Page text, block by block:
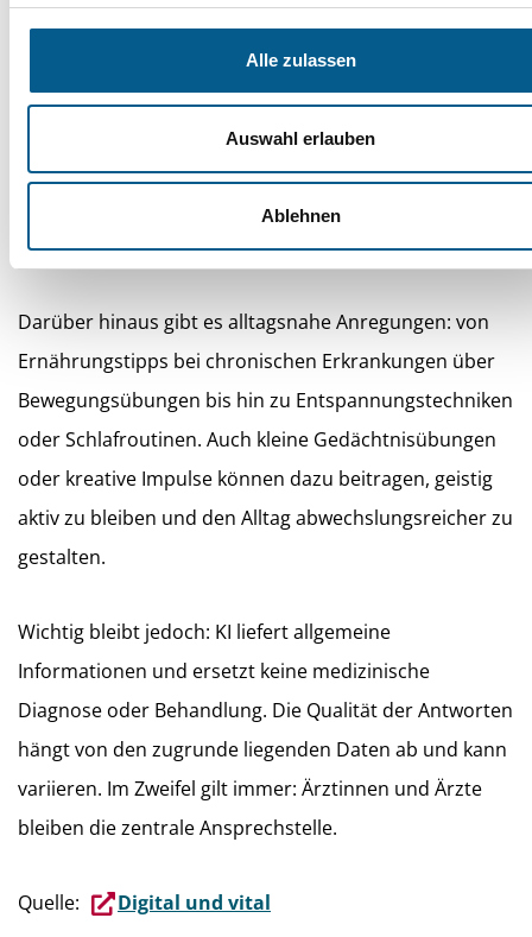
Alle zulassen
Auswahl erlauben
Ablehnen
Ein weiteres Einsatzgebiet sind Medikamente.
Beipackzettel sind häufig sehr umfangreich und
kompliziert formuliert. KI kann erklären, wofür ein
Medikament gedacht ist, wie es wirkt und welche
Nebenwirkungen grundsätzlich möglich sind. Auch
Hinweise zur Einnahme oder zu möglichen
Wechselwirkungen lassen sich verständlich darstellen.
Darüber hinaus gibt es alltagsnahe Anregungen: von
Ernährungstipps bei chronischen Erkrankungen über
Bewegungsübungen bis hin zu Entspannungstechniken
oder Schlafroutinen. Auch kleine Gedächtnisübungen
oder kreative Impulse können dazu beitragen, geistig
aktiv zu bleiben und den Alltag abwechslungsreicher zu
gestalten.
Wichtig bleibt jedoch: KI liefert allgemeine
Informationen und ersetzt keine medizinische
Diagnose oder Behandlung. Die Qualität der Antworten
hängt von den zugrunde liegenden Daten ab und kann
variieren. Im Zweifel gilt immer: Ärztinnen und Ärzte
bleiben die zentrale Ansprechstelle.
Quelle: Digital und vital